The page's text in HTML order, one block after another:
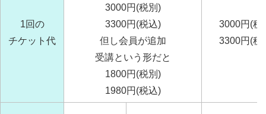
1回の
チケット代
3000円(税別)
3300円(税込)
但し会員が追加
受講という形だと
1800円(税別)
1980円(税込)
3000円(税
3300円(税